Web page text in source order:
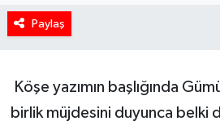
Paylaş
Köşe yazımın başlığında
birlik müjdesini duyunca belki